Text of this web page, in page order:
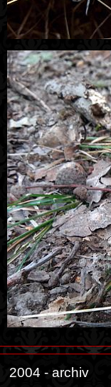
2004 - archiv